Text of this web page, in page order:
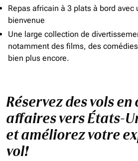
Repas africain à 3 plats à bord avec
bienvenue
Une large collection de
notamment des films, des
bien plus encore.
Réservez des vols en
affaires vers États-
et améliorez votre
vol!